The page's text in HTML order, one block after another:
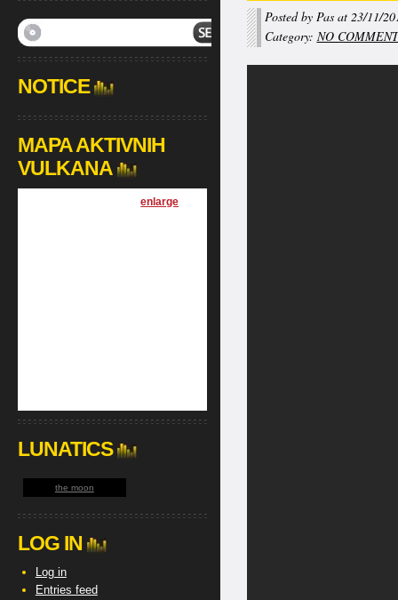
Posted by Pas at 23/11/
Category: NO COMMENT
NOTICE
MAPA AKTIVNIH
VULKANA
[enlarge
LUNATICS
the moon
LOG IN
Log in
Entries feed